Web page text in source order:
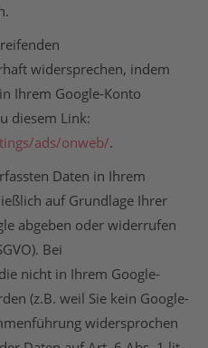
widersprechen, indem
Ihrem Google-Konto
diesem Link:
ads/onweb/.
Daten in Ihrem
auf Grundlage Ihrer
abgeben oder widerrufen
Bei
nicht in Ihrem Google-
(z.B. weil Sie kein Google-
widersprochen